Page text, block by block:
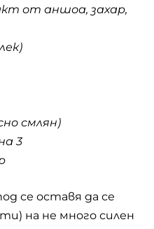
от аншоа, захар,
смлян)
3
се оставя да се
на не много силен